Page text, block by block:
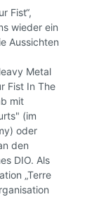
Fist“,
wieder ein
Aussichten
Metal
Fist In The
mit
(im
oder
den
DIO. Als
„Terre